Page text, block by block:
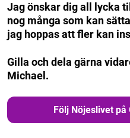
Jag önskar dig all lycka
nog många som kan
jag hoppas att fler kan
Gilla och dela gärna
Michael.
Följ Nöjeslivet på